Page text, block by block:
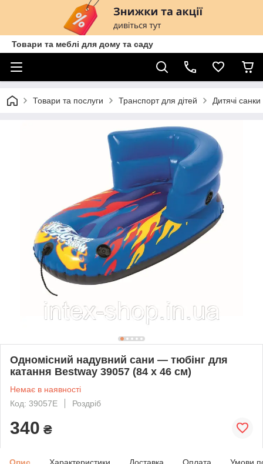
Товари та меблі для дому та саду
Товари та послуги Транспорт для дітей Дитячі
Одномісний надувний сани — тюбінг для
катання Bestway 39057 (84 х 46 см)
Немає в наявності
Код: 39057E
Роздріб
340 ₴
Опис Характеристики Доставка Оплата Умови